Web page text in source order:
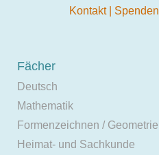
Kontakt Spenden
Fächer
Deutsch
Mathematik
Formenzeichnen / Geometrie
Heimat- und Sachkunde